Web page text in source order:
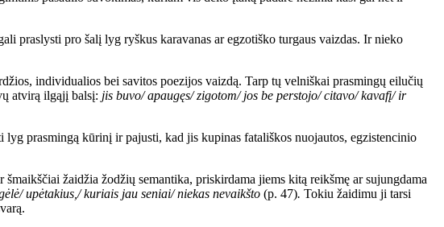
praslysti pro šalį lyg ryškus karavanas ar egzotiško turgaus vaizdas. Ir nieko
individualios bei savitos poezijos vaizdą. Tarp tų velniškai prasmingų eilučių
atvirą ilgąjį balsį: jis buvo/ apaugęs/ zigotom/ jos be perstojo/ citavo/ kavafį/ ir
prasmingą kūrinį ir pajusti, kad jis kupinas fatališkos nuojautos, egzistencinio
žaidžia žodžių semantika, priskirdama jiems kitą reikšmę ar sujungdama
upėtakius,/ kuriais jau seniai/ niekas nevaikšto (p. 47). Tokiu žaidimu ji tarsi